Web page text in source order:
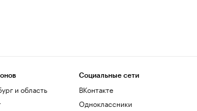
и область
Социальные сети
ВКонтакте
Одноклассники